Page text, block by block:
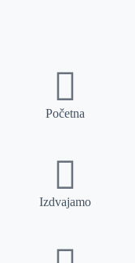
Početna
Izdvajamo